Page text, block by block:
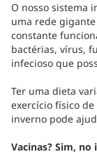
O nosso sistema
uma rede
constante
bactérias, vírus,
infecioso que
Ter uma dieta
exercício físico
inverno pode
Vacinas? Sim, no